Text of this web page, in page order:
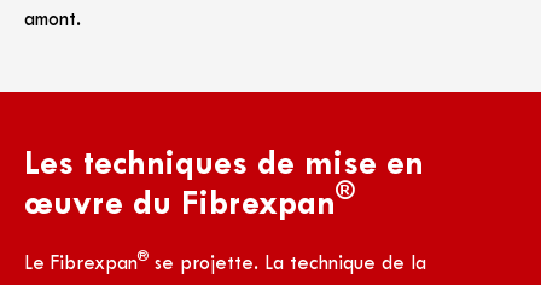
amont.
Les techniques de mise en
œuvre du Fibrexpan®
Le Fibrexpan® se projette. La technique de la